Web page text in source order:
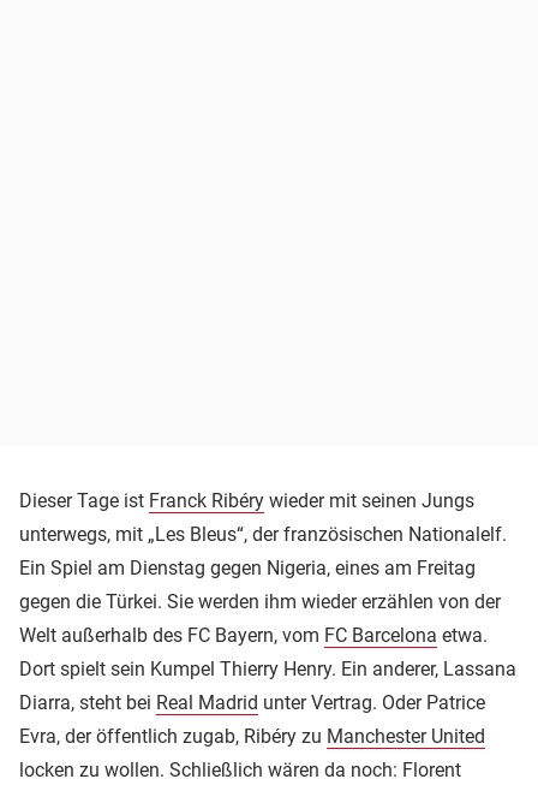
Dieser Tage ist Franck Ribéry wieder mit seinen Jungs
unterwegs, mit „Les Bleus“, der französischen Nationalelf.
Ein Spiel am Dienstag gegen Nigeria, eines am Freitag
gegen die Türkei. Sie werden ihm wieder erzählen von der
Welt außerhalb des FC Bayern, vom FC Barcelona etwa.
Dort spielt sein Kumpel Thierry Henry. Ein anderer, Lassana
Diarra, steht bei Real Madrid unter Vertrag. Oder Patrice
Evra, der öffentlich zugab, Ribéry zu Manchester United
locken zu wollen. Schließlich wären da noch: Florent